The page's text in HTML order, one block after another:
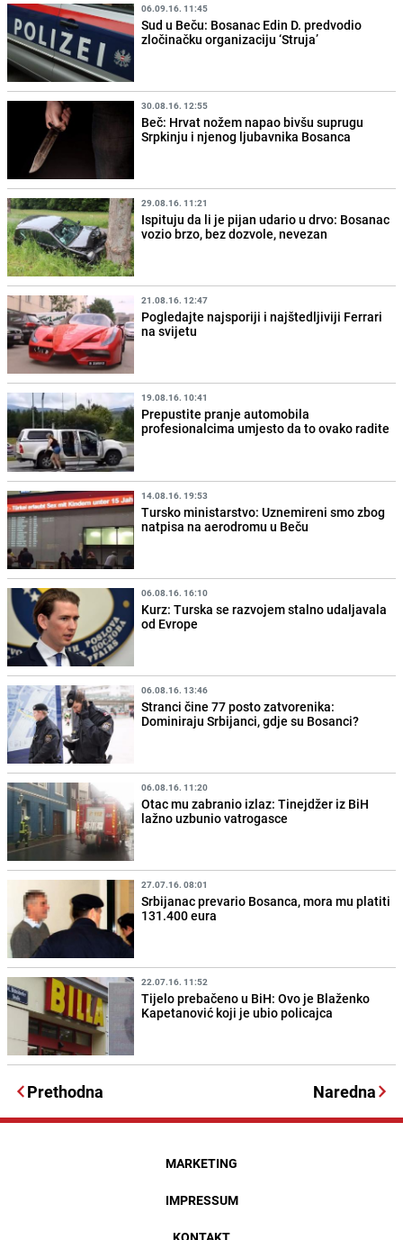
06.09.16. 11:45
Sud u Beču: Bosanac Edin D. predvodio
zločinačku organizaciju ‘Struja’
30.08.16. 12:55
Beč: Hrvat nožem napao bivšu suprugu
Srpkinju i njenog ljubavnika Bosanca
29.08.16. 11:21
Ispituju da li je pijan udario u drvo: Bosanac
vozio brzo, bez dozvole, nevezan
21.08.16. 12:47
Pogledajte najsporiji i najštedljiviji Ferrari
na svijetu
19.08.16. 10:41
Prepustite pranje automobila
profesionalcima umjesto da to ovako radite
14.08.16. 19:53
Tursko ministarstvo: Uznemireni smo zbog
natpisa na aerodromu u Beču
06.08.16. 16:10
Kurz: Turska se razvojem stalno udaljavala
od Evrope
06.08.16. 13:46
Stranci čine 77 posto zatvorenika:
Dominiraju Srbijanci, gdje su Bosanci?
06.08.16. 11:20
Otac mu zabranio izlaz: Tinejdžer iz BiH
lažno uzbunio vatrogasce
27.07.16. 08:01
Srbijanac prevario Bosanca, mora mu platiti
131.400 eura
22.07.16. 11:52
Tijelo prebačeno u BiH: Ovo je Blaženko
Kapetanović koji je ubio policajca
Prethodna Naredna
MARKETING
IMPRESSUM